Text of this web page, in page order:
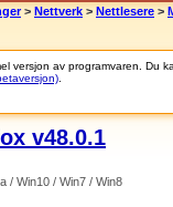
> Nettverk > Nettlesere >
versjon av programvaren. Du
v48.0.1
/ Win10 / Win7 / Win8